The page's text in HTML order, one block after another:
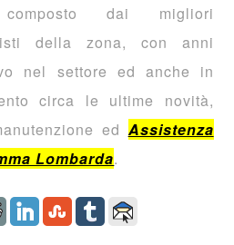
dai migliori
della zona, con anni
nel settore ed anche in
circa le ultime novità,
ed Assistenza
Lombarda.